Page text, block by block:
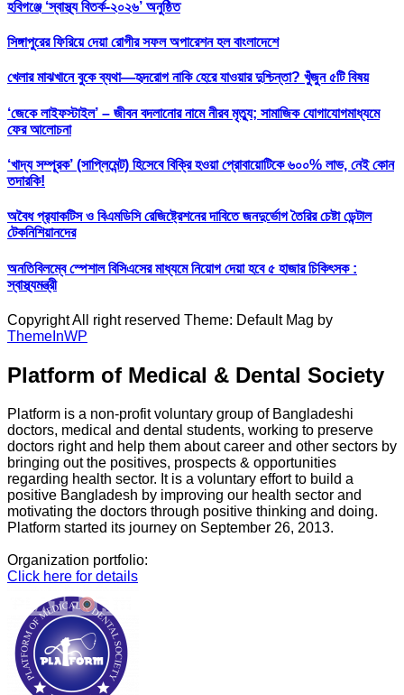
হবিগঞ্জে ‘স্বাস্থ্য বিতর্ক-২০২৬’ অনুষ্ঠিত
সিঙ্গাপুরের ফিরিয়ে দেয়া রোগীর সফল অপারেশন হল বাংলাদেশে
খেলার মাঝখানে বুকে ব্যথা—হৃদরোগ নাকি হেরে যাওয়ার দুশ্চিন্তা? খুঁজুন ৫টি বিষয়
‘জেকে লাইফস্টাইল’ – জীবন বদলানোর নামে নীরব মৃত্যু; সামাজিক যোগাযোগমাধ্যমে
ফের আলোচনা
‘খাদ্য সম্পূরক’ (সাপ্লিমেন্ট) হিসেবে বিক্রি হওয়া প্রোবায়োটিকে ৬০০% লাভ, নেই কোন
তদারকি!
অবৈধ প্র‍্যাকটিস ও বিএমডিসি রেজিষ্ট্রেশনের দাবিতে জনদুর্ভোগ তৈরির চেষ্টা ডেন্টাল
টেকনিশিয়ানদের
অনতিবিলম্বে স্পেশাল বিসিএসের মাধ্যমে নিয়োগ দেয়া হবে ৫ হাজার চিকিৎসক :
স্বাস্থ্যমন্ত্রী
Copyright All right reserved Theme: Default Mag by
ThemeInWP
Platform of Medical & Dental Society
Platform is a non-profit voluntary group of Bangladeshi
doctors, medical and dental students, working to preserve
doctors right and help them about career and other sectors by
bringing out the positives, prospects & opportunities
regarding health sector. It is a voluntary effort to build a
positive Bangladesh by improving our health sector and
motivating the doctors through positive thinking and doing.
Platform started its journey on September 26, 2013.
Organization portfolio:
Click here for details